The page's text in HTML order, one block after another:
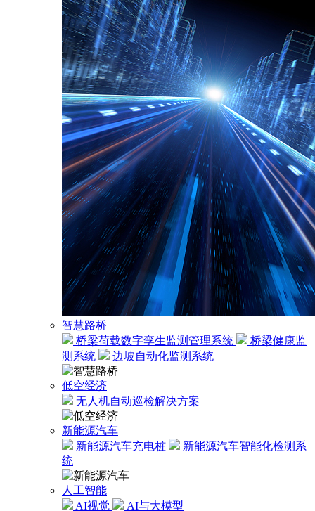
智慧路桥
桥梁荷载数字孪生监测管理系统
桥梁健康监
测系统
边坡自动化监测系统
低空经济
无人机自动巡检解决方案
新能源汽车
新能源汽车充电桩
新能源汽车智能化检测系
统
人工智能
AI视觉
AI与大模型